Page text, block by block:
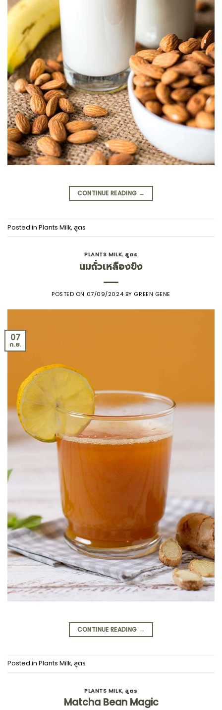
CONTINUE READING →
Posted in Plants Milk, สูตร
PLANTS MILK, สูตร
นมถั่วเหลืองขิง
POSTED ON 07/09/2024 BY GREEN GENE
07
ก.ย.
CONTINUE READING →
Posted in Plants Milk, สูตร
PLANTS MILK, สูตร
Matcha Bean Magic